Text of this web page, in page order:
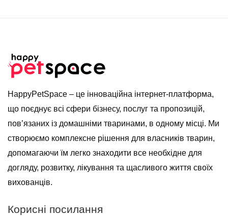
HappyPetSpace – це інноваційна інтернет-платформа,
що поєднує всі сфери бізнесу, послуг та пропозицій,
пов’язаних із домашніми тваринами, в одному місці. Ми
створюємо комплексне рішення для власників тварин,
допомагаючи їм легко знаходити все необхідне для
догляду, розвитку, лікування та щасливого життя своїх
вихованців.
Корисні посилання